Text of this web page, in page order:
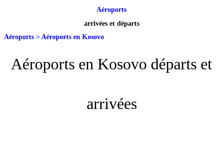
Aéroports
arrivées et départs
Aéroports > Aéroports en Kosovo
Aéroports en Kosovo départs et
arrivées